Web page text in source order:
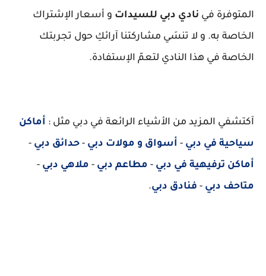
المتوفرة في نادي دبي للسيدات و أسعار الإشتراك
الخاصة به. و لا تنسَي مشاركتنا آرائكِ حول تجربتك
الخاصة في هذا النادي لتعمّ الإستفادة.
آكتشفي المزيد من الأشياء الرائعة في دبي مثل : أماكن
سياحية في دبي - أسواق و مولات دبي - حدائق دبي -
أماكن ترفيهية في دبي - مطاعم دبي - ملاهي دبي -
متاحف دبي - فنادق دبي.